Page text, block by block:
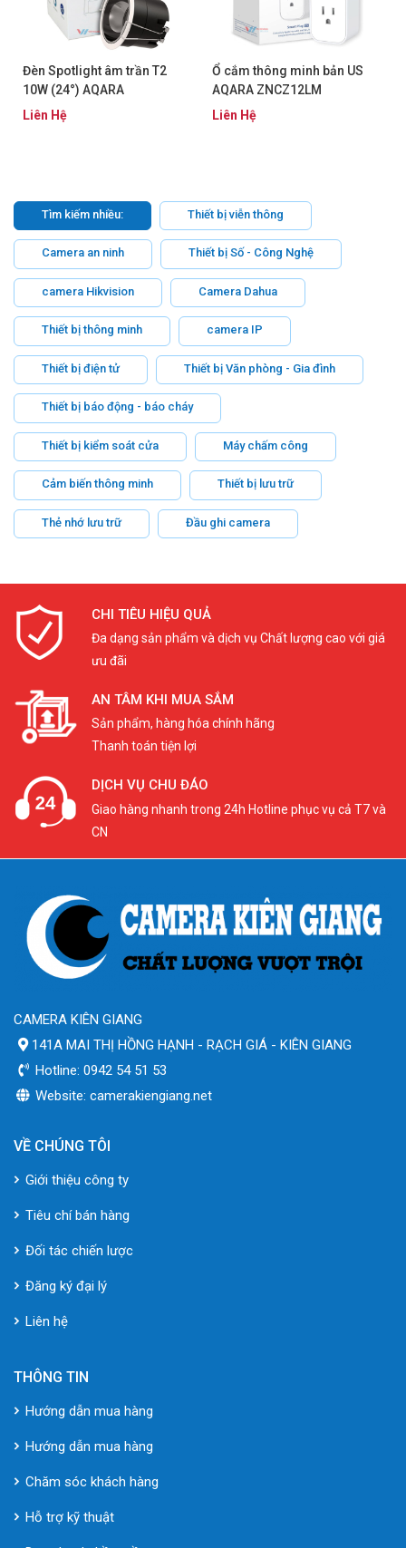
Đèn Spotlight âm trần T2
10W (24°) AQARA
LTSZNSD02LM
Liên Hệ
Ổ cắm thông minh bản US
AQARA ZNCZ12LM
Liên Hệ
Tìm kiếm nhiều: Thiết bị viễn thông
Camera an ninh Thiết bị Số - Công Nghệ
camera Hikvision Camera Dahua
Thiết bị thông minh camera IP
Thiết bị điện tử Thiết bị Văn phòng - Gia đình
Thiết bị báo động - báo cháy
Thiết bị kiểm soát cửa Máy chấm công
Cảm biến thông minh Thiết bị lưu trữ
Thẻ nhớ lưu trữ Đầu ghi camera
CHI TIÊU HIỆU QUẢ
Đa dạng sản phẩm và dịch vụ Chất lượng cao với giá
ưu đãi
AN TÂM KHI MUA SẮM
Sản phẩm, hàng hóa chính hãng
Thanh toán tiện lợi
DỊCH VỤ CHU ĐÁO
Giao hàng nhanh trong 24h Hotline phục vụ cả T7 và
CN
CAMERA KIÊN GIANG
141A MAI THỊ HỒNG HẠNH - RẠCH GIÁ - KIÊN GIANG
Hotline: 0942 54 51 53
Website: camerakiengiang.net
VỀ CHÚNG TÔI
Giới thiệu công ty
Tiêu chí bán hàng
Đối tác chiến lược
Đăng ký đại lý
Liên hệ
THÔNG TIN
Hướng dẫn mua hàng
Hướng dẫn mua hàng
Chăm sóc khách hàng
Hỗ trợ kỹ thuật